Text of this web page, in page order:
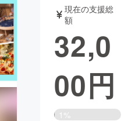
音楽
ット ゲーム・
書籍・雑誌
チャレンジ
現在の支援総
額
32,0
00円
1%